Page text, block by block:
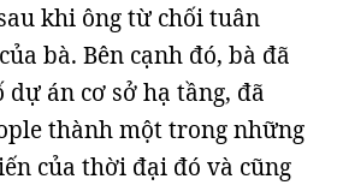
khi ông từ chối tuân
bà. Bên cạnh đó, bà đã
án cơ sở hạ tầng, đã
thành một trong những
của thời đại đó và cũng